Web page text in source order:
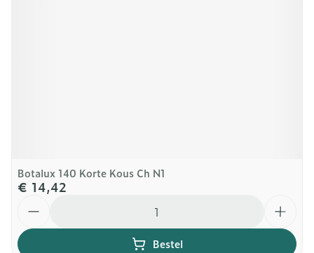
Botalux 140 Korte Kous Ch N1
€ 14,42
Bestel